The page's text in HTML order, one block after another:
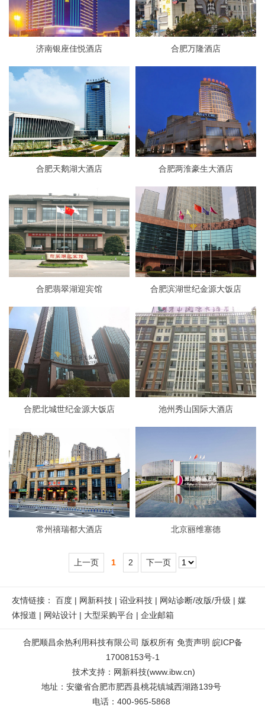
济南银座佳悦酒店 合肥万隆酒店
合肥天鹅湖大酒店 合肥两淮豪生大酒店
合肥翡翠湖迎宾馆 合肥滨湖世纪金源大饭店
合肥北城世纪金源大饭店 池州秀山国际大酒店
常州禧瑞都大酒店 北京丽维塞德
上一页 1 2 下一页
友情链接： 百度 | 网新科技 | 诏业科技 | 网站诊断/改版/升级 | 媒
体报道 | 网站设计 | 大型采购平台 | 企业邮箱
合肥顺昌余热利用科技有限公司 版权所有 免责声明 皖ICP备
17008153号-1
技术支持 ： 网新科技(www.ibw.cn)
地址： 安徽省合肥市肥西县桃花镇城西湖路139号
电话：400-965-5868